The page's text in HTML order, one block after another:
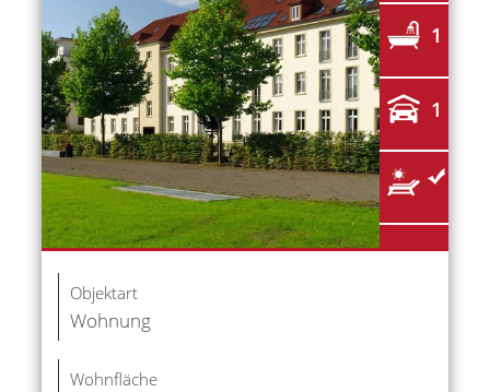
1
1
Objektart
Wohnung
Wohnfläche